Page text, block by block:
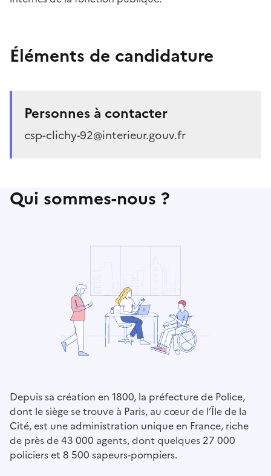
Éléments de candidature
Personnes à contacter
csp-clichy-92@interieur.gouv.fr
Qui sommes-nous ?
Depuis sa création en 1800, la préfecture de Police,
dont le siège se trouve à Paris, au cœur de l’Île de la
Cité, est une administration unique en France, riche
de près de 43 000 agents, dont quelques 27 000
policiers et 8 500 sapeurs-pompiers.